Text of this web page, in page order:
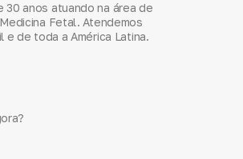
30 anos atuando na área de
Fetal. Atendemos
e de toda a América Latina.